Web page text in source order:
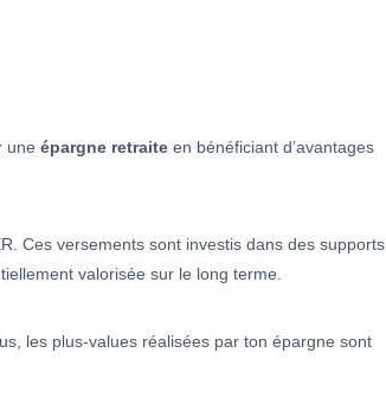
une épargne retraite en bénéficiant d’avantages
Ces versements sont investis dans des supports
valorisée sur le long terme.
les plus-values réalisées par ton épargne sont